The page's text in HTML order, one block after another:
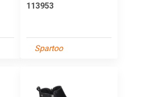
113953
Spartoo